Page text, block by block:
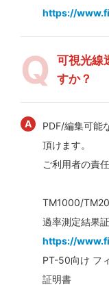
https://
可視光線
すか？
PDF/編集可能
頂けます。
ご利用者の責
TM1000/
過率測定結果
https://
PT-50向け フ
証明書